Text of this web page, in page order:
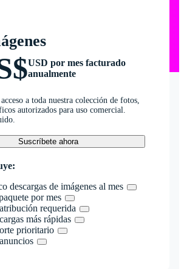
USD por mes facturado
anualmente
a toda nuestra colección de fotos,
autorizados para uso comercial.
Suscríbete ahora
descargas de imágenes al mes
por mes
requerida
más rápidas
prioritario